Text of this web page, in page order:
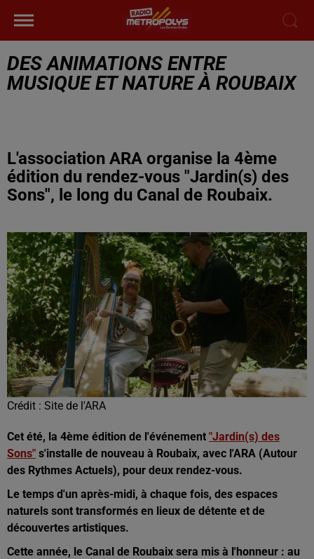
DES ANIMATIONS ENTRE
MUSIQUE ET NATURE À ROUBAIX
L'association ARA organise la 4ème
édition du rendez-vous "Jardin(s) des
Sons", le long du Canal de Roubaix.
Crédit : Site de l'ARA
Cet été, la 4ème édition de l'événement "Jardin(s) des
Sons" s'installe de nouveau à Roubaix, avec l'ARA (Autour
des Rythmes Actuels), pour deux rendez-vous.
Le temps d'un après-midi, à chaque fois, des espaces
naturels sont transformés en lieux de détente et de
découvertes artistiques.
Cette année, le Canal de Roubaix sera mis à l'honneur : au